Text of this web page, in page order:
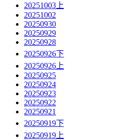
20251003上
20251002
20250930
20250929
20250928
20250926下
20250926上
20250925
20250924
20250923
20250922
20250921
20250919下
20250919上